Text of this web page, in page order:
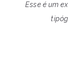
Esse é um